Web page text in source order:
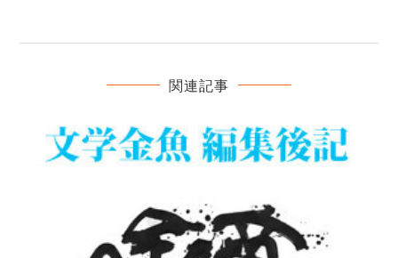
関連記事